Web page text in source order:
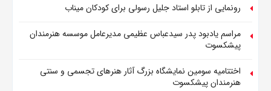
رونمایی از تابلو استاد جلیل رسولی برای کودکان میناب
مراسم یادبود پدر سیدعباس عظیمی مدیرعامل موسسه هنرمندان
پیشکسوت
اختتامیه سومین نمایشگاه بزرگ آثار هنرهای تجسمی و سنتی
هنرمندان پیشکسوت